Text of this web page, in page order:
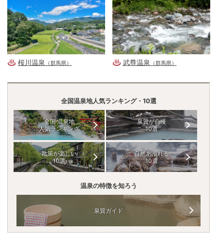
桜川温泉 （群馬県） 武尊温泉 （群馬県）
全国温泉地人気ランキング・10選
全国 温泉地
人気ランキング
泉質が自慢
10選
散策が楽しい
10選
自然あふれる
10選
温泉の特徴を知ろう
泉質ガイド